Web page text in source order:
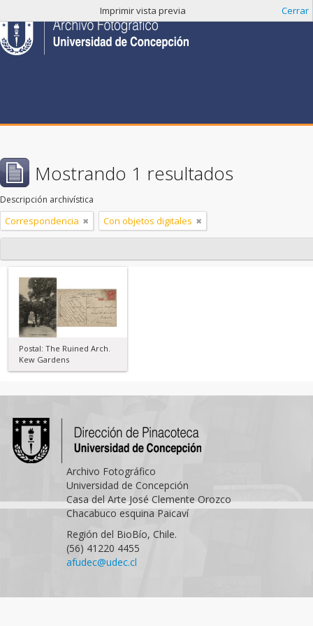
Imprimir vista previa Cerrar
Mostrando 1 resultados
Descripción archivística
Correspondencia Con objetos digitales
Postal: The Ruined Arch.
Kew Gardens
Archivo Fotográfico
Universidad de Concepción
Casa del Arte José Clemente Orozco
Chacabuco esquina Paicaví
Región del BioBío, Chile.
(56) 41220 4455
afudec@udec.cl